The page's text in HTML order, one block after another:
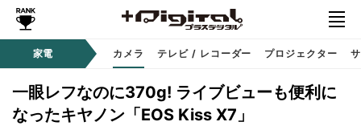
家電 カメラ テレビ / レコーダー プロジェクター
一眼レフなのに370g! ライブビューも便利に
なったキヤノン「EOS Kiss X7」